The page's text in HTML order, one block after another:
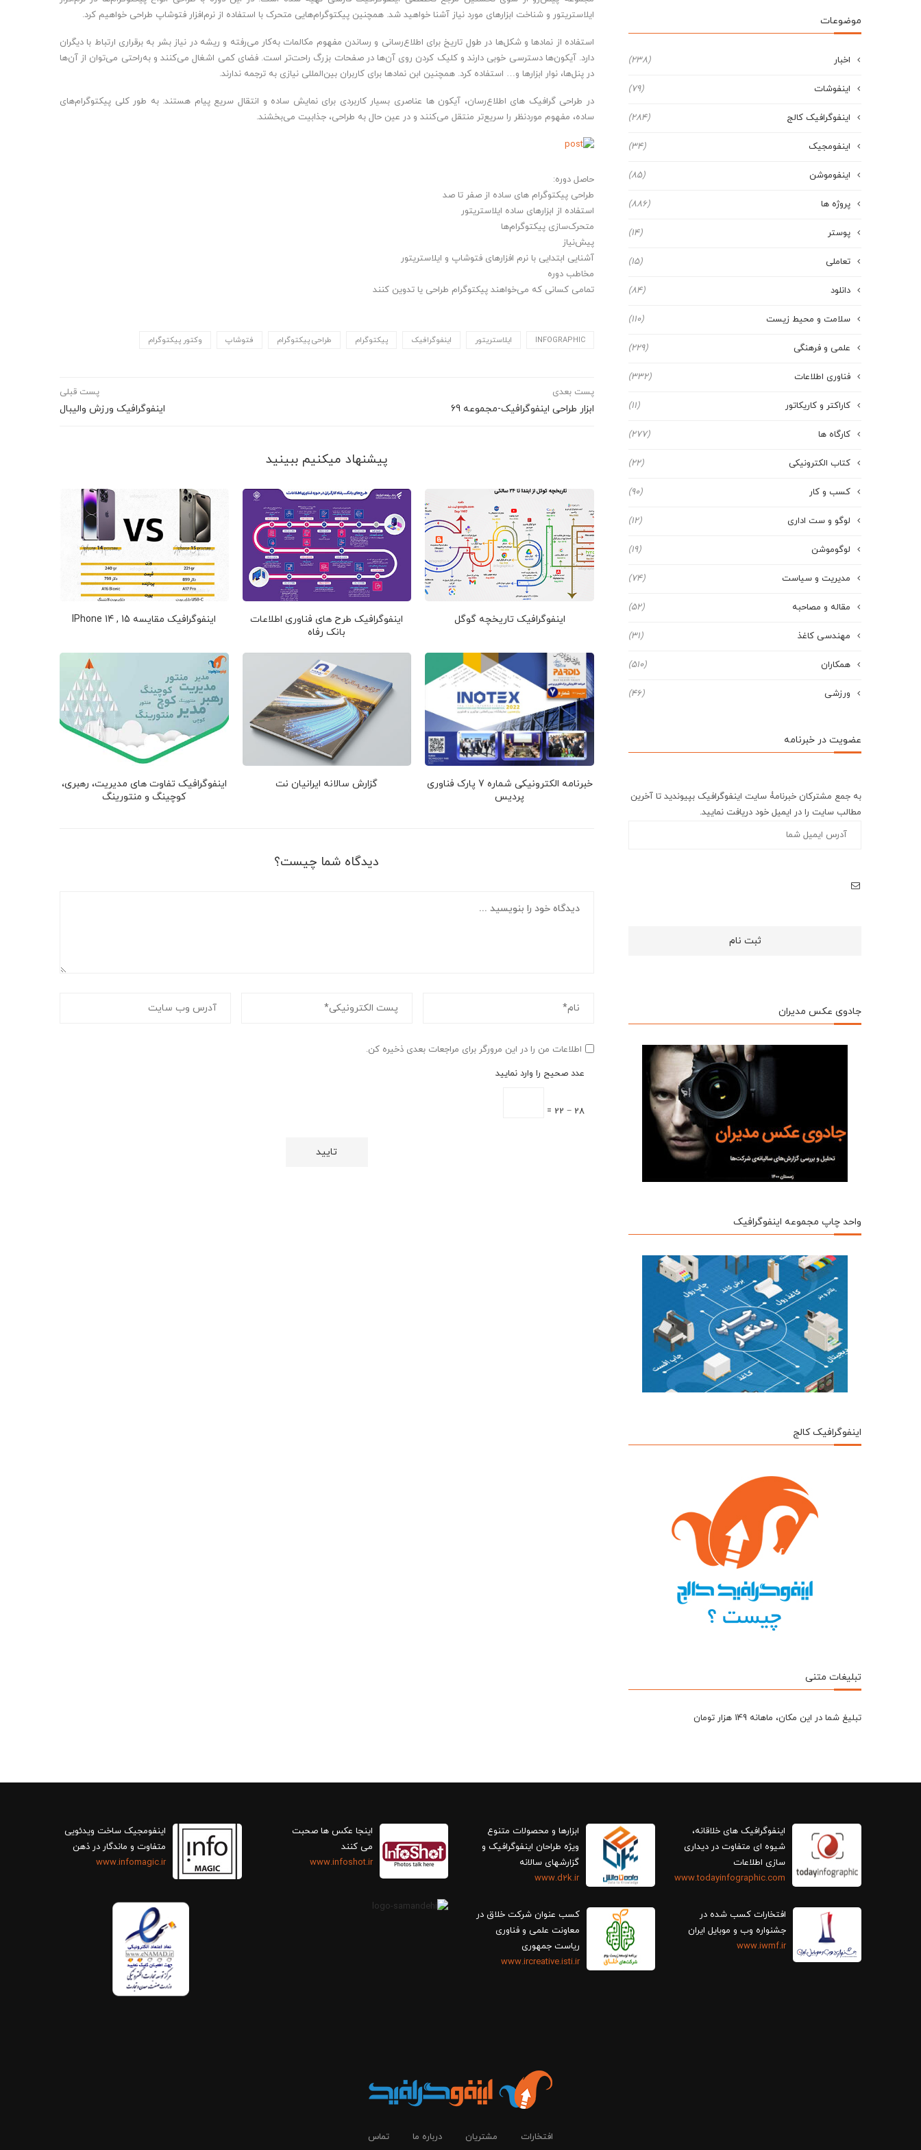
ایلاستریتور و شناخت ابزارهای مورد نیاز آشنا خواهید شد. همچنین پیکتوگرام‌هایی متحرک با استفاده از نرم‌افزار فتوشاپ طراحی خواهیم کرد.
استفاده از نمادها و شکل‌ها در طول تاریخ برای اطلاع‌رسانی و رساندن مفهوم مکالمات به‌کار می‌رفته و ریشه در نیاز بشر به برقراری ارتباط با دیگران
دارد. آیکون‌ها دسترسی خوبی دارند و کلیک کردن روی آن‌ها در صفحات بزرگ راحت‌تر است. فضای کمی اشغال می‌کنند و به‌راحتی می‌توان از آن‌ها
در پنل‌ها، نوار ابزارها و… استفاده کرد. همچنین ابن نمادها برای کاربران بین‌المللی نیازی به ترجمه ندارند.
در طراحی گرافیک های اطلاع‌رسان، آیکون ها عناصری بسیار کاربردی برای نمایش ساده و انتقال سریع پیام هستند. به طور کلی پیکتوگرام‌های
ساده، مفهوم موردنظر را سریع‌تر منتقل می‌کنند و در عین حال به طراحی، جذابیت می‌بخشند.
حاصل دوره:
طراحی پیکتوگرام های ساده از صفر تا صد
استفاده از ابزارهای ساده ایلاستریتور
متحرک‌سازی پیکتوگرام‌ها
پیش‌نیاز
آشنایی ابتدایی با نرم افزارهای فتوشاپ و ایلاستریتور
مخاطب دوره
تمامی کسانی که می‌خواهند پیکتوگرام طراحی یا تدوین کنند
INFOGRAPHIC ایلاستریتور اینفوگرافیک پیکتوگرام طراحی پیکتوگرام فتوشاپ وکتور پیکتوگرام
پست قبلی
اینفوگرافیک ورزش والیبال
پست بعدی
ابزار طراحی اینفوگرافیک-مجموعه ۶9
پیشنهاد می‎کنیم ببینید
اینفوگرافیک مقایسه IPhone 14 , 15
اینفوگرافیک طرح های فناوری اطلاعات
بانک رفاه
اینفوگرافیک تاریخچه گوگل
اینفوگرافیک تفاوت های مدیریت، رهبری،
کوچینگ و منتورینگ
گزارش سالانه ایرانیان نت
خبرنامه الکترونیکی شماره 7 پارک فناوری
پردیس
دیدگاه شما چیست؟
اطلاعات من را در این مرورگر برای مراجعات بعدی ذخیره کن.
عدد صحیح را وارد نمایید
28 − 22 =
موضوعات
اخبار (238)
اینفوشات (79)
اینفوگرافیک کالج (284)
اینفومجیک (34)
اینفوموشن (85)
پروژه ها (886)
پوستر (14)
تعاملی (15)
دانلود (84)
سلامت و محیط زیست (110)
علمی و فرهنگی (229)
فناوری اطلاعات (332)
کاراکتر و کاریکاتور (11)
کارگاه ها (277)
کتاب الکترونیکی (22)
کسب و کار (90)
لوگو و ست اداری (12)
لوگوموشن (19)
مدیریت و سیاست (74)
مقاله و مصاحبه (52)
مهندسی کاغذ (31)
همکاران (510)
ورزشی (46)
عضویت در خبرنامه
به جمع مشترکان خبرنامۀ سایت اینفوگرافیک بپیوندید تا آخرین
مطالب سایت را در ایمیل خود دریافت نمایید.
جادوی عکس مدیران
واحد چاپ مجموعه اینفوگرافیک
اینفوگرافیک کالج
تبلیغات متنی
تبلیغ شما در این مکان، ماهانه 149 هزار تومان
اینفوگرافیک های خلاقانه،
سازی اطلاعات
www.todayinfographic.com
افتخارات کسب شده در
جشنواره وب و موبایل ایران
www.iwmf.ir
ابزارها و محصولات متنوع
ویژه طراحان اینفوگرافیک و
گزارش‎های سالانه
www.d2k.ir
کسب عنوان شرکت خلاق در
معاونت علمی و فناوری
ریاست جمهوری
www.ircreative.isti.ir
اینجا عکس ها صحبت
می کنند
www.infoshot.ir
اینفومجیک ساخت ویدئویی
متفاوت و ماندگار در ذهن
www.infomagic.ir
افتخارات مشتریان درباره ما تماس